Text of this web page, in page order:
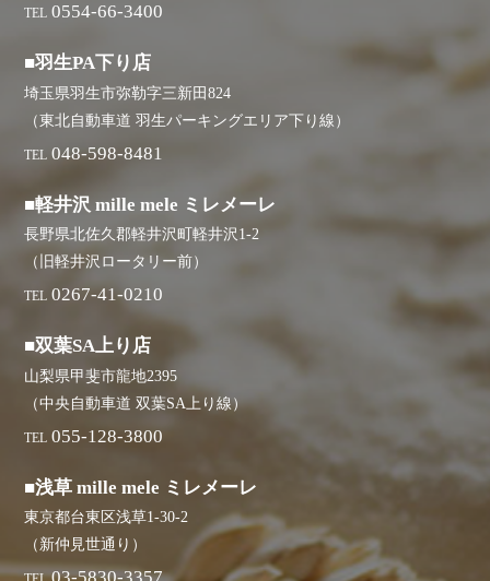
TEL 0554-66-3400
■羽生PA下り店
埼玉県羽生市弥勒字三新田824
（東北自動車道 羽生パーキングエリア下り線）
TEL 048-598-8481
■軽井沢 mille mele ミレメーレ
長野県北佐久郡軽井沢町軽井沢1-2
（旧軽井沢ロータリー前）
TEL 0267-41-0210
■双葉SA上り店
山梨県甲斐市龍地2395
（中央自動車道 双葉SA上り線）
TEL 055-128-3800
■浅草 mille mele ミレメーレ
東京都台東区浅草1-30-2
（新仲見世通り）